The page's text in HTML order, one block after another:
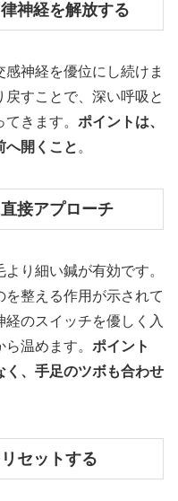
神経を解放する
神経を優位にし続けま
すことで、深い呼吸と
きます。 ポイントは、
へ開くこと 。
接アプローチ
り細い鍼が有効です。
整える作用が示されて
のスイッチを優しく入
温めます。 ポイント
く、手足のツボも合わせ
セットする